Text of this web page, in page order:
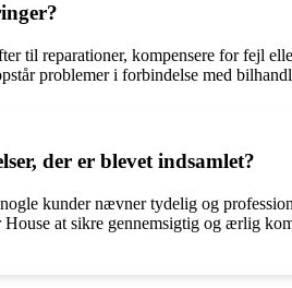
til reparationer, kompensere for fejl
problemer i forbindelse med
der er blevet indsamlet?
kunder nævner tydelig og
at sikre gennemsigtig og ærlig